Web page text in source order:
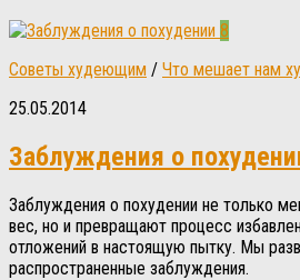
8
Советы худеющим / Что мешает нам
25.05.2014
Заблуждения о
Заблуждения о похудении не только
вес, но и превращают процесс
отложений в настоящую пытку. Мы
распространенные заблуждения.